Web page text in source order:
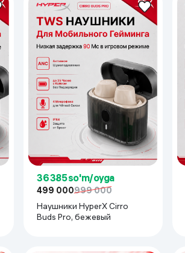
36 385 so'm/oyga
499 000999 000
Наушники HyperX Cirro
Buds Pro, бежевый